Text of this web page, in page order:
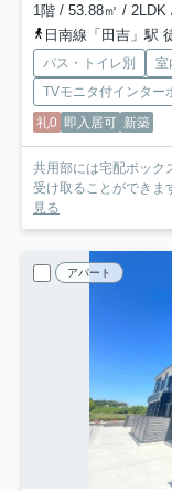
1階 / 53.88㎡ / 2LDK
日南線「田吉」駅
バス・トイレ別 室
TVモニタ付インター
礼0 即入居可 新築
共用部には宅配ボック
受け取ることができま
見る
アパート